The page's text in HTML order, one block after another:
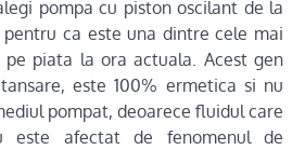
pompa cu piston oscilant de la
pentru ca este una dintre cele mai
pe piata la ora actuala. Acest gen
este 100% ermetica si nu
pompat, deoarece fluidul care
este afectat de fenomenul de